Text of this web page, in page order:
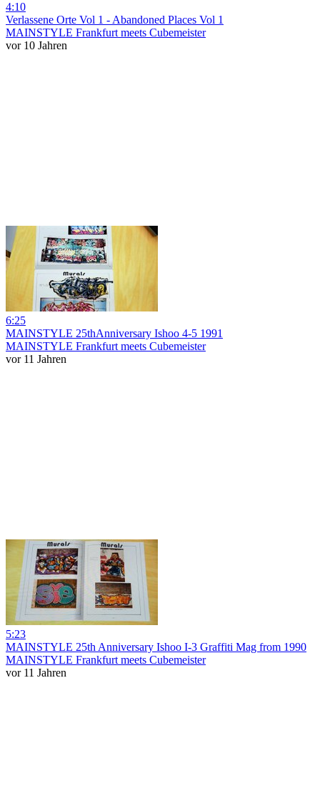
4:10
Verlassene Orte Vol 1 - Abandoned Places Vol 1
MAINSTYLE Frankfurt meets Cubemeister
vor 10 Jahren
6:25
MAINSTYLE 25thAnniversary Ishoo 4-5 1991
MAINSTYLE Frankfurt meets Cubemeister
vor 11 Jahren
5:23
MAINSTYLE 25th Anniversary Ishoo I-3 Graffiti Mag from 1990
MAINSTYLE Frankfurt meets Cubemeister
vor 11 Jahren